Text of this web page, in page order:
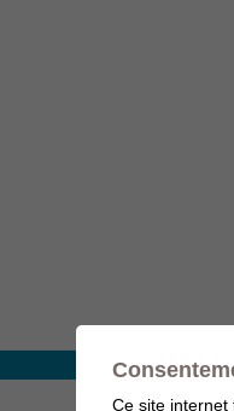
Ce site internet